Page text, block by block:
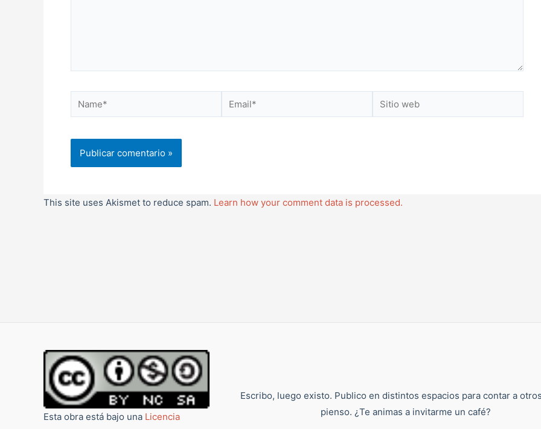
Name* Email*
Sitio
web
This site uses Akismet to reduce spam. Learn how your comment data is processed.
Esta obra está bajo una Licencia
Escribo, luego existo. Publico en distintos espacios para contar a
pienso. ¿Te animas a invitarme un café?